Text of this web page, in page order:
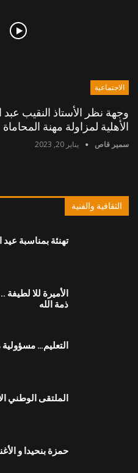
الاجتماعية
وجهة نظر الأستاذ النقيب
الأهلية لمزاولة مهنة المحاماة
سمير قاص يناير 20, 2023
الثقافية والفنية
تهنئة بمناسبة
الأميرة للا
ذمة الله
التعليم…
الملتقى الوطني
حمزة بنحيدا و